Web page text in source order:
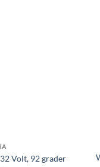
Volt, 92 grader